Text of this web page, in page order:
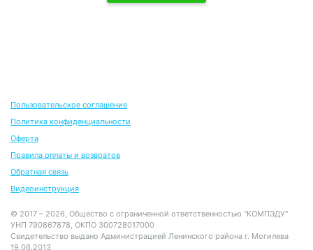
Пользовательское соглашение
Политика конфиденциальности
Оферта
Правила оплаты и возвратов
Обратная связь
Видеоинструкция
© 2017 – 2026, Общество с ограниченной ответственностью "КОМПЭДУ"
УНП 790867878, ОКПО 300728017000
Свидетельство выдано Администрацией Ленинского района г. Могилева
19.06.2013